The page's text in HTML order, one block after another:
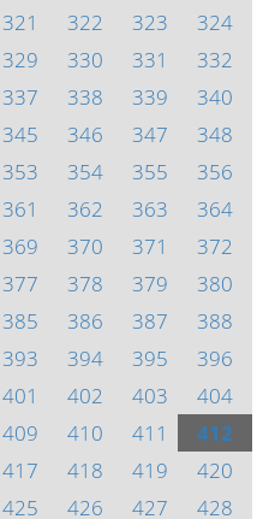
321 322 323
324
329 330 331
332
337 338 339
340
345 346 347
348
353 354 355
356
361 362 363
364
369 370 371
372
377 378 379
380
385 386 387
388
393 394 395
396
401 402 403
404
409 410 411
412
417 418 419
420
425 426 427 428